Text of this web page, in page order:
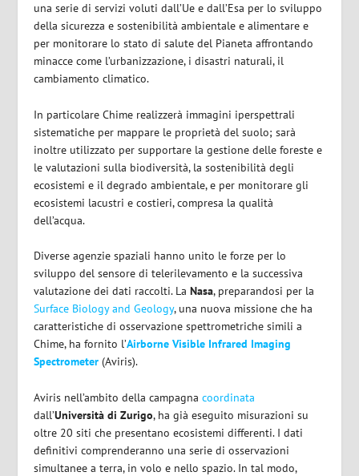
una serie di servizi voluti dall’Ue e dall’Esa per lo sviluppo
della sicurezza e sostenibilità ambientale e alimentare e
per monitorare lo stato di salute del Pianeta affrontando
minacce come l’urbanizzazione, i disastri naturali, il
cambiamento climatico.
In particolare Chime realizzerà immagini iperspettrali
sistematiche per mappare le proprietà del suolo; sarà
inoltre utilizzato per supportare la gestione delle foreste e
le valutazioni sulla biodiversità, la sostenibilità degli
ecosistemi e il degrado ambientale, e per monitorare gli
ecosistemi lacustri e costieri, compresa la qualità
dell’acqua.
Diverse agenzie spaziali hanno unito le forze per lo
sviluppo del sensore di telerilevamento e la successiva
valutazione dei dati raccolti. LaNasa, preparandosi per la
Surface Biology and Geology, una nuova missione che ha
caratteristiche di osservazione spettrometriche simili a
Chime, ha fornito l’Airborne Visible Infrared Imaging
Spectrometer (Aviris).
Aviris nell’ambito della campagnacoordinata
dall’Università di Zurigo, ha già eseguito misurazioni su
oltre 20 siti che presentano ecosistemi differenti. I dati
definitivi comprenderanno una serie di osservazioni
simultanee a terra, in volo e nello spazio. In tal modo,